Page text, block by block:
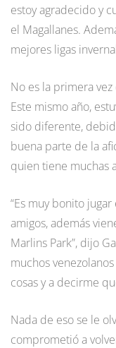
estoy agradecido y
el Magallanes.
mejores ligas
No es la primera
Este mismo año,
sido diferente,
buena parte de la
quien tiene muchas
“Es muy bonito
amigos, además
Marlins Park”, dijo
muchos
cosas y a decirme
Nada de eso se le
comprometió a